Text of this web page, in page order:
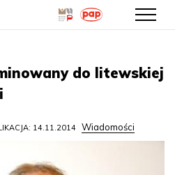
do
do litewskiej
14.11.2014 Wiadomości